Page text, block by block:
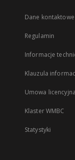
Dane kontaktowe
Regulamin
Informacje
Klauzula
Umowa
Klaster WMBC
Statystyki